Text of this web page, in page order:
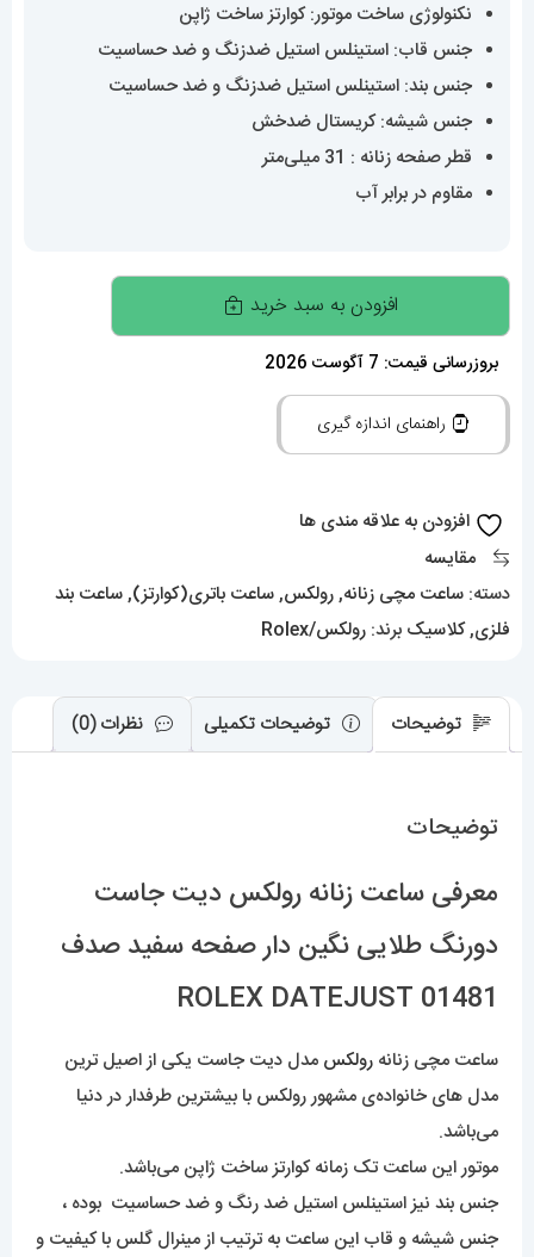
نکنولوژی ساخت موتور: کوارتز ساخت ژاپن
جنس قاب: استینلس استیل ضدزنگ و ضد حساسیت
جنس بند: استینلس استیل ضدزنگ و ضد حساسیت
جنس شیشه: کریستال ضدخش
قطر صفحه زنانه : 31 میلی‌متر
مقاوم در برابر آب
ساعت
زنانه
رولکس
دیت
جاست
نگین
سفید
01481
ROLEX
عدد
افزودن به سبد خرید
بروزرسانی قیمت: 7 آگوست 2026
راهنمای اندازه گیری
افزودن به علاقه مندی ها
مقایسه
دسته: ساعت مچی زنانه,رولکس,ساعت باتری(کوارتز),ساعت بند
فلزی,کلاسیک برند: رولکس/Rolex
توضیحات توضیحات تکمیلی نظرات (0)
توضیحات
معرفی ساعت زنانه رولکس دیت جاست
دورنگ طلایی نگین دار صفحه سفید صدف
01481 ROLEX DATEJUST
ساعت مچی زنانه رولکس مدل دیت جاست یکی از اصیل ترین
مدل های خانواده‌ی مشهور رولکس با بیشترین طرفدار در دنیا
می‌باشد.
موتور این ساعت تک زمانه کوارتز ساخت ژاپن می‌باشد.
جنس بند نیز استینلس استیل ضد رنگ و ضد حساسیت بوده ،
جنس شیشه و قاب این ساعت به ترتیب از مینرال گلس با کیفیت و